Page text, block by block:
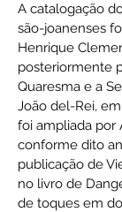
A catalogação
são-joanenses
Henrique
posteriormente
Quaresma e a
João del-Rei,
foi ampliada por
conforme dito
publicação de
no livro de
de toques em